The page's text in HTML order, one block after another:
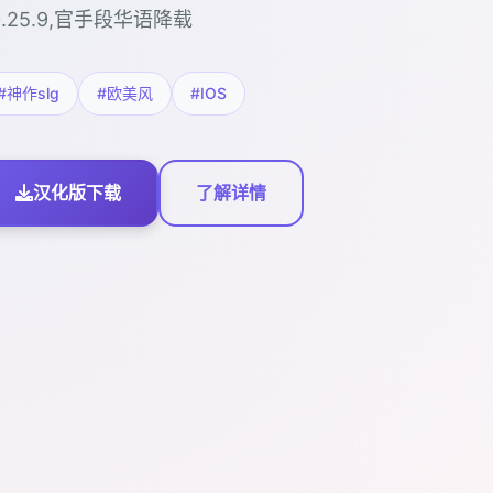
官手段华语降载
神作slg #欧美风 #IOS
汉化版下载 了解详情